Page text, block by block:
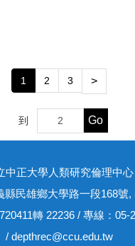
1 2 3 >
到 Go
中正大學人類研究倫理中心
縣民雄鄉大學路一段168號,
轉 22236 / 專線：05-
/ depthrec@ccu.edu.tw